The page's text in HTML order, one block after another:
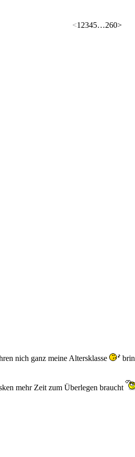
<1 2345…260>
nich ganz meine Altersklasse
mehr Zeit zum Überlegen braucht